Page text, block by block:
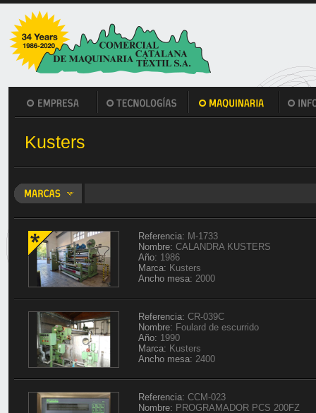
Kusters
Referencia: M-1733
Nombre: CALANDRA KUSTERS
Año: 1986
Marca: Kusters
Ancho mesa: 2000
Referencia: CR-039C
Nombre: Foulard de escurrido
Año: 1990
Marca: Kusters
Ancho mesa: 2400
Referencia: CCM-023
Nombre: PROGRAMADOR PCS 200FZ